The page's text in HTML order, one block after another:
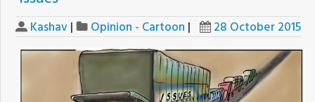
Kashav | Opinion - Cartoon | 28 October 2015